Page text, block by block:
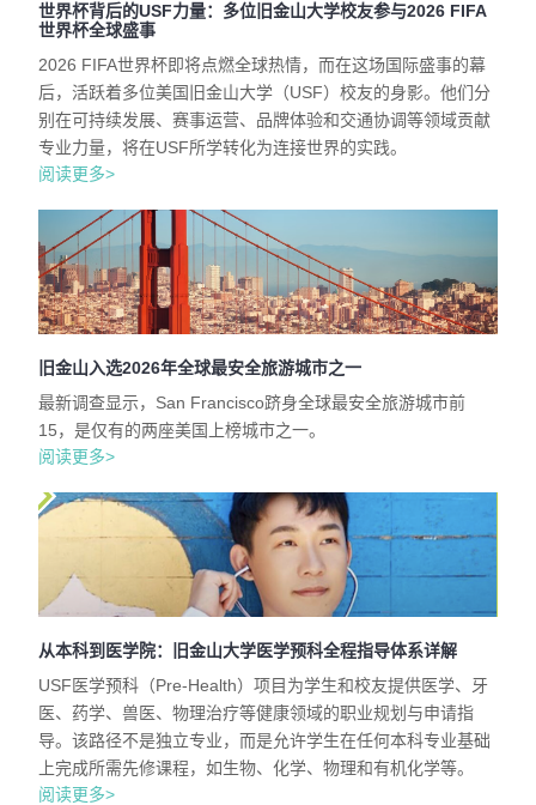
世界杯背后的USF力量：多位旧金山大学校友参与2026 FIFA
世界杯全球盛事
2026 FIFA世界杯即将点燃全球热情，而在这场国际盛事的幕
后，活跃着多位美国旧金山大学（USF）校友的身影。他们分
别在可持续发展、赛事运营、品牌体验和交通协调等领域贡献
专业力量，将在USF所学转化为连接世界的实践。
阅读更多>
旧金山入选2026年全球最安全旅游城市之一
最新调查显示，San Francisco跻身全球最安全旅游城市前
15，是仅有的两座美国上榜城市之一。
阅读更多>
从本科到医学院：旧金山大学医学预科全程指导体系详解
USF医学预科（Pre-Health）项目为学生和校友提供医学、牙
医、药学、兽医、物理治疗等健康领域的职业规划与申请指
导。该路径不是独立专业，而是允许学生在任何本科专业基础
上完成所需先修课程，如生物、化学、物理和有机化学等。
阅读更多>